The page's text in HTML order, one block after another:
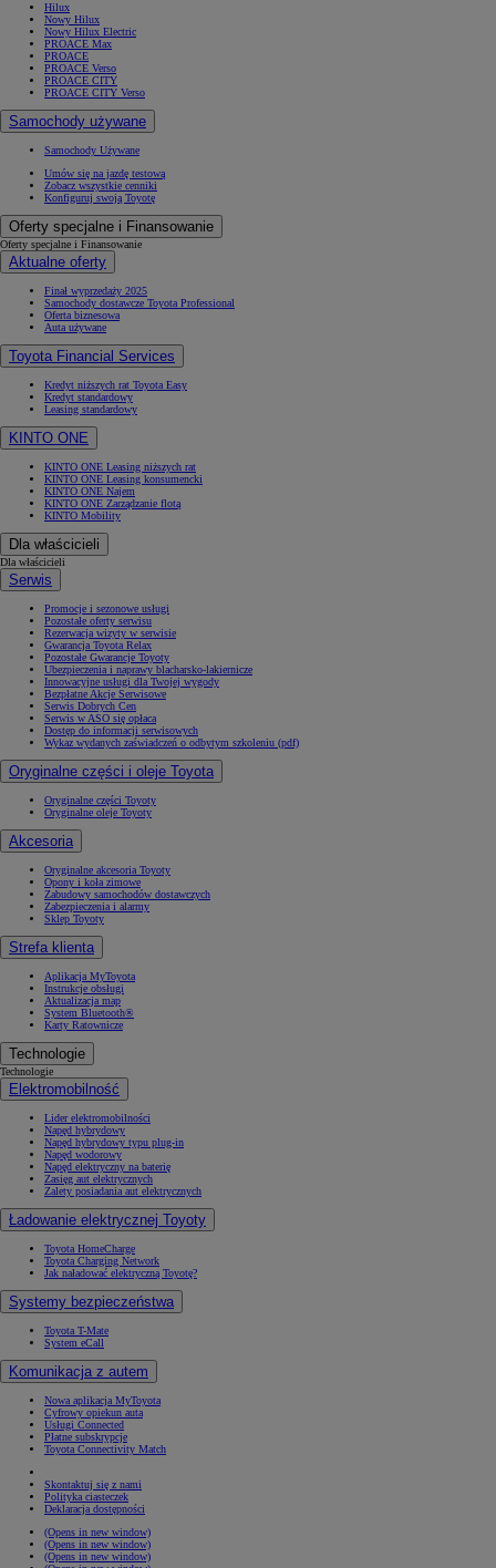
Hilux
Nowy Hilux
Nowy Hilux Electric
PROACE Max
PROACE
PROACE Verso
PROACE CITY
PROACE CITY Verso
Samochody używane
Samochody Używane
Umów się na jazdę testową
Zobacz wszystkie cenniki
Konfiguruj swoją Toyotę
Oferty specjalne i Finansowanie
Oferty specjalne i Finansowanie
Aktualne oferty
Finał wyprzedaży 2025
Samochody dostawcze Toyota Professional
Oferta biznesowa
Auta używane
Toyota Financial Services
Kredyt niższych rat Toyota Easy
Kredyt standardowy
Leasing standardowy
KINTO ONE
KINTO ONE Leasing niższych rat
KINTO ONE Leasing konsumencki
KINTO ONE Najem
KINTO ONE Zarządzanie flotą
KINTO Mobility
Dla właścicieli
Dla właścicieli
Serwis
Promocje i sezonowe usługi
Pozostałe oferty serwisu
Rezerwacja wizyty w serwisie
Gwarancja Toyota Relax
Pozostałe Gwarancje Toyoty
Ubezpieczenia i naprawy blacharsko-lakiernicze
Innowacyjne usługi dla Twojej wygody
Bezpłatne Akcje Serwisowe
Serwis Dobrych Cen
Serwis w ASO się opłaca
Dostęp do informacji serwisowych
Wykaz wydanych zaświadczeń o odbytym szkoleniu (pdf)
Oryginalne części i oleje Toyota
Oryginalne części Toyoty
Oryginalne oleje Toyoty
Akcesoria
Oryginalne akcesoria Toyoty
Opony i koła zimowe
Zabudowy samochodów dostawczych
Zabezpieczenia i alarmy
Sklep Toyoty
Strefa klienta
Aplikacja MyToyota
Instrukcje obsługi
Aktualizacja map
System Bluetooth®
Karty Ratownicze
Technologie
Technologie
Elektromobilność
Lider elektromobilności
Napęd hybrydowy
Napęd hybrydowy typu plug-in
Napęd wodorowy
Napęd elektryczny na baterię
Zasięg aut elektrycznych
Zalety posiadania aut elektrycznych
Ładowanie elektrycznej Toyoty
Toyota HomeCharge
Toyota Charging Network
Jak naładować elektryczną Toyotę?
Systemy bezpieczeństwa
Toyota T-Mate
System eCall
Komunikacja z autem
Nowa aplikacja MyToyota
Cyfrowy opiekun auta
Usługi Connected
Płatne subskrypcje
Toyota Connectivity Match
Skontaktuj się z nami
Polityka ciasteczek
Deklaracja dostępności
(Opens in new window)
(Opens in new window)
(Opens in new window)